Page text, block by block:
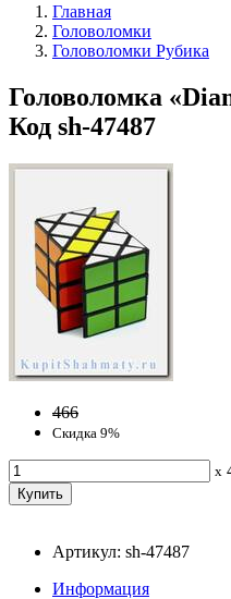
Главная
Головоломки
Головоломки Рубика
Головоломка
Код sh-47487
466
Скидка 9%
x
Артикул: sh-47487
Информация